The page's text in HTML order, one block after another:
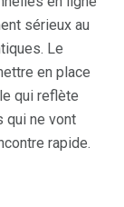
sérieux au
Le
en place
qui reflète
qui ne vont
rapide.